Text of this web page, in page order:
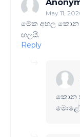
May 11,
මේක අහල කොන
ඟලයි.
Reply
කොන
මොළේ